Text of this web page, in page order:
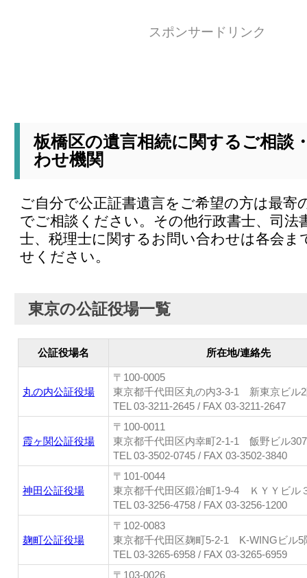
スポンサードリンク
板橋区の遺言相続に関するご相談
わせ機関
ご自分で公正証書遺言をご希望の方は最寄
でご相談ください。その他行政書士、司法
士、税理士に関するお問い合わせは各会ま
せください。
東京の公証役場一覧
公証役場名 所在地/連絡先
丸の内公証役場
〒100-0005
東京都千代田区丸の内3-3-1 新東京ビル
TEL 03-3211-2645 / FAX 03-3211-2647
霞ヶ関公証役場
〒100-0011
東京都千代田区内幸町2-1-1 飯野ビル307
TEL 03-3502-0745 / FAX 03-3502-3840
神田公証役場
〒101-0044
東京都千代田区鍛冶町1-9-4 ＫＹＹビル
TEL 03-3256-4758 / FAX 03-3256-1200
麹町公証役場
〒102-0083
東京都千代田区麹町5-2-1 K-WINGビル5
TEL 03-3265-6958 / FAX 03-3265-6959
〒103-0026